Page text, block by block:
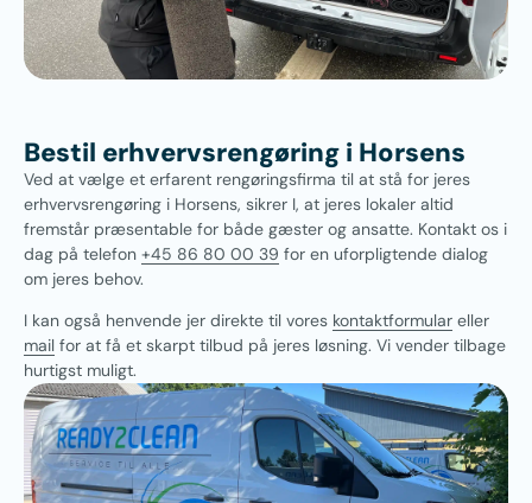
Bestil erhvervsrengøring i Horsens
Ved at vælge et erfarent rengøringsfirma til at stå for jeres
erhvervsrengøring i Horsens, sikrer I, at jeres lokaler altid
fremstår præsentable for både gæster og ansatte. Kontakt os i
dag på telefon +45 86 80 00 39 for en uforpligtende dialog
om jeres behov.
I kan også henvende jer direkte til vores kontaktformular eller
mail for at få et skarpt tilbud på jeres løsning. Vi vender tilbage
hurtigst muligt.